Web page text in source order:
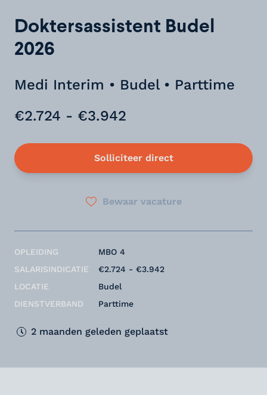
Doktersassistent Budel
2026
Medi Interim • Budel • Parttime
€2.724 - €3.942
Solliciteer direct
Bewaar vacature
OPLEIDING
SALARISINDICATIE
LOCATIE
DIENSTVERBAND
MBO 4
€2.724 - €3.942
Budel
Parttime
2 maanden geleden geplaatst